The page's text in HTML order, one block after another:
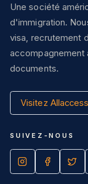
Une société
d'immigration.
visa, recrutement
accompagnement
documents.
Visitez
SUIVEZ-NOUS